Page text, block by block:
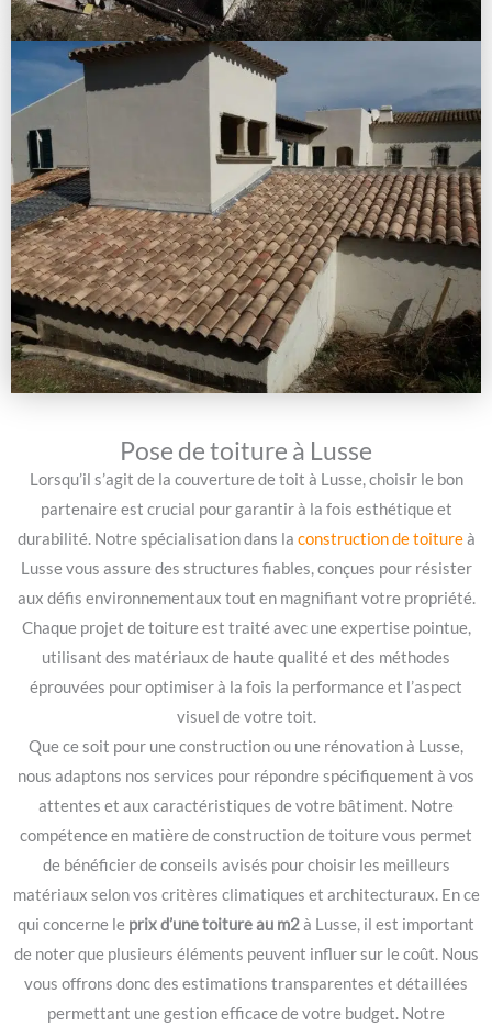
Pose de toiture à Lusse
Lorsqu’il s’agit de la couverture de toit à Lusse, choisir le bon
partenaire est crucial pour garantir à la fois esthétique et
durabilité. Notre spécialisation dans la construction de toitureà
Lusse vous assure des structures fiables, conçues pour résister
aux défis environnementaux tout en magnifiant votre propriété.
Chaque projet de toiture est traité avec une expertise pointue,
utilisant des matériaux de haute qualité et des méthodes
éprouvées pour optimiser à la fois la performance et l’aspect
visuel de votre toit.
Que ce soit pour une construction ou une rénovation à Lusse,
nous adaptons nos services pour répondre spécifiquement à vos
attentes et aux caractéristiques de votre bâtiment. Notre
compétence en matière de construction de toiture vous permet
de bénéficier de conseils avisés pour choisir les meilleurs
matériaux selon vos critères climatiques et architecturaux. En ce
qui concerne le prix d’une toiture au m2à Lusse, il est important
de noter que plusieurs éléments peuvent influer sur le coût. Nous
vous offrons donc des estimations transparentes et détaillées
permettant une gestion efficace de votre budget. Notre